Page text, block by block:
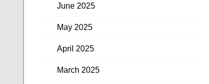
June 2025
May 2025
April 2025
March 2025